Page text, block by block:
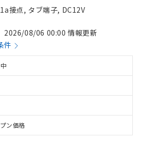
接点, タブ端子, DC12V
2026/08/06 00:00 情報更新
件
ン価格